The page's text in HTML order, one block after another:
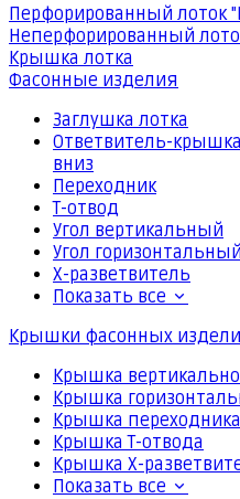
Перфорированный лоток
Неперфорированный
Крышка лотка
Фасонные изделия
Заглушка лотка
Ответвитель-
вниз
Переходник
Т-отвод
Угол вертикальный
Угол горизонтальный
Х-разветвитель
Показать все
Крышки фасонных
Крышка
Крышка
Крышка переходника
Крышка Т-отвода
Крышка Х-
Показать все